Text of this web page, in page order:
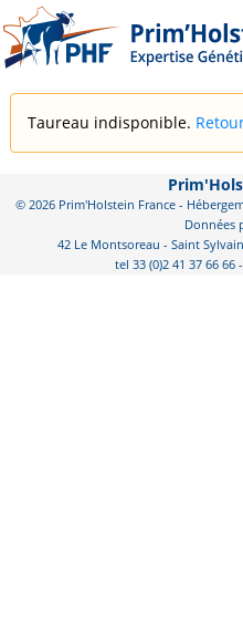
Taureau indisponible.
© 2026 Prim'Holstein France -
Données
42 Le Montsoreau - Saint
tel 33 (0)2 41 37 66